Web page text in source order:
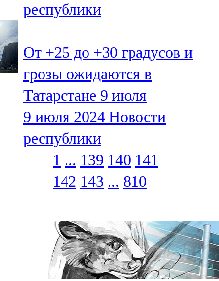
республики
От +25 до +30 градусов и
грозы ожидаются в
Татарстане 9 июля
9 июля 2024 Новости
республики
1 ... 139 140 141
142 143 ... 810